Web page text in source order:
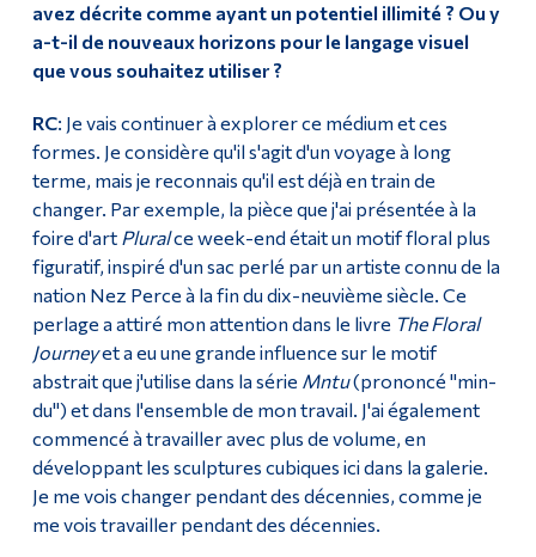
avez décrite comme ayant un potentiel illimité ? Ou y
a-t-il de nouveaux horizons pour le langage visuel
que vous souhaitez utiliser ?
RC: Je vais continuer à explorer ce médium et ces
formes. Je considère qu'il s'agit d'un voyage à long
terme, mais je reconnais qu'il est déjà en train de
changer. Par exemple, la pièce que j'ai présentée à la
foire d'art Pluralce week-end était un motif floral plus
figuratif, inspiré d'un sac perlé par un artiste connu de la
nation Nez Perce à la fin du dix-neuvième siècle. Ce
perlage a attiré mon attention dans le livre The Floral
Journeyet a eu une grande influence sur le motif
abstrait que j'utilise dans la série Mntu(prononcé "min-
du") et dans l'ensemble de mon travail. J'ai également
commencé à travailler avec plus de volume, en
développant les sculptures cubiques ici dans la galerie.
Je me vois changer pendant des décennies, comme je
me vois travailler pendant des décennies.